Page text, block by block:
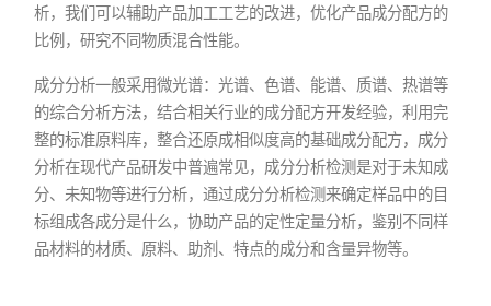
析，我们可以辅助产品加工工艺的改进，优化产品成分配方的
比例，研究不同物质混合性能。
成分分析一般采用微光谱：光谱、色谱、能谱、质谱、热谱等
的综合分析方法，结合相关行业的成分配方开发经验，利用完
整的标准原料库，整合还原成相似度高的基础成分配方，成分
分析在现代产品研发中普遍常见，成分分析检测是对于未知成
分、未知物等进行分析，通过成分分析检测来确定样品中的目
标组成各成分是什么，协助产品的定性定量分析，鉴别不同样
品材料的材质、原料、助剂、特点的成分和含量异物等。